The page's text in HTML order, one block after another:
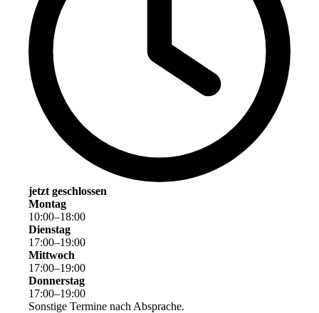
jetzt geschlossen
Montag
10:00–18:00
Dienstag
17:00–19:00
Mittwoch
17:00–19:00
Donnerstag
17:00–19:00
Sonstige Termine nach Absprache.